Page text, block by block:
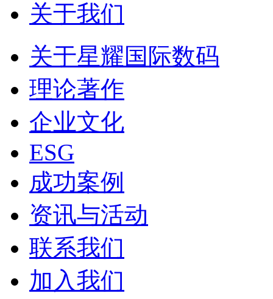
关于我们
关于星耀国际数码
理论著作
企业文化
ESG
成功案例
资讯与活动
联系我们
加入我们